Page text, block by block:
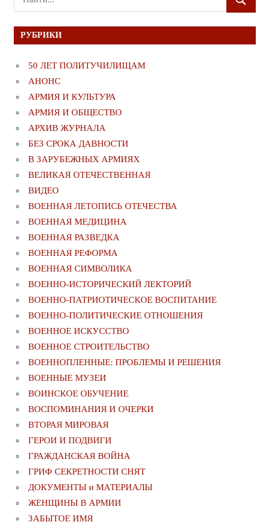
для:
ПОИСК
РУБРИКИ
50 ЛЕТ ПОЛИТУЧИЛИЩАМ
АНОНС
АРМИЯ И КУЛЬТУРА
АРМИЯ И ОБЩЕСТВО
АРХИВ ЖУРНАЛА
БЕЗ СРОКА ДАВНОСТИ
В ЗАРУБЕЖНЫХ АРМИЯХ
ВЕЛИКАЯ ОТЕЧЕСТВЕННАЯ
ВИДЕО
ВОЕННАЯ ЛЕТОПИСЬ ОТЕЧЕСТВА
ВОЕННАЯ МЕДИЦИНА
ВОЕННАЯ РАЗВЕДКА
ВОЕННАЯ РЕФОРМА
ВОЕННАЯ СИМВОЛИКА
ВОЕННО-ИСТОРИЧЕСКИЙ ЛЕКТОРИЙ
ВОЕННО-ПАТРИОТИЧЕСКОЕ ВОСПИТАНИЕ
ВОЕННО-ПОЛИТИЧЕСКИE ОТНОШЕНИЯ
ВОЕННОЕ ИСКУССТВО
ВОЕННОЕ СТРОИТЕЛЬСТВО
ВОЕННОПЛЕННЫЕ: ПРОБЛЕМЫ И РЕШЕНИЯ
ВОЕННЫЕ МУЗЕИ
ВОИНСКОЕ ОБУЧЕНИЕ
ВОСПОМИНАНИЯ И ОЧЕРКИ
ВТОРАЯ МИРОВАЯ
ГЕРОИ И ПОДВИГИ
ГРАЖДАНСКАЯ ВОЙНА
ГРИФ СЕКРЕТНОСТИ СНЯТ
ДОКУМЕНТЫ и МАТЕРИАЛЫ
ЖЕНЩИНЫ В АРМИИ
ЗАБЫТОЕ ИМЯ